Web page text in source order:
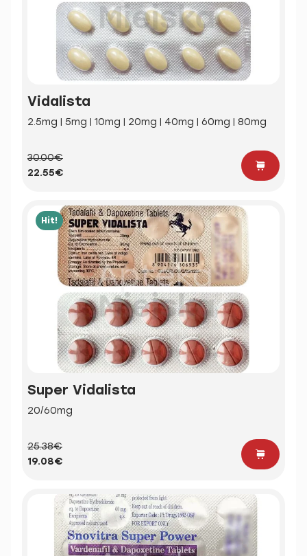
Vidalista
2.5mg | 5mg | 10mg | 20mg | 40mg | 60mg | 80mg
30.00€
22.55€
Hit!
Super Vidalista
20/60mg
25.38€
19.08€